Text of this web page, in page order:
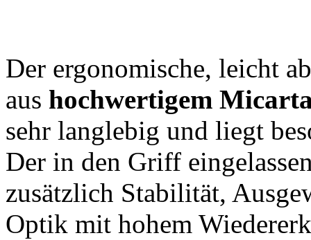
Der ergonomische, leicht
aus hochwertigem
sehr langlebig und liegt
Der in den Griff
zusätzlich Stabilität,
Optik mit hohem